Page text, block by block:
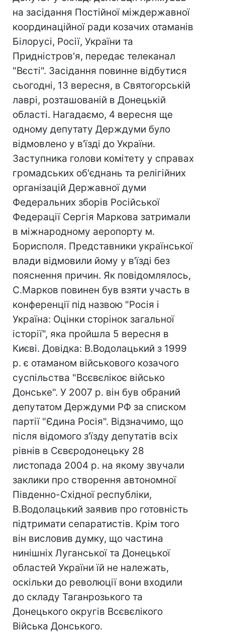
на засідання Постійної міждержавної
координаційної ради козачих отаманів
Білорусі, Росії, України та
Придністров'я, передає телеканал
"Вєсті". Засідання повинне відбутися
сьогодні, 13 вересня, в Святогорській
лаврі, розташованій в Донецькій
області. Нагадаємо, 4 вересня ще
одному депутату Держдуми було
відмовлено у в'їзді до України.
Заступника голови комітету у справах
громадських об'єднань та релігійних
організацій Державної думи
Федеральних зборів Російської
Федерації Сергія Маркова затримали
в міжнародному аеропорту м.
Борисполя. Представники української
влади відмовили йому у в'їзді без
пояснення причин. Як повідомлялось,
С.Марков повинен був взяти участь в
конференції під назвою "Росія і
Україна: Оцінки сторінок загальної
історії", яка пройшла 5 вересня в
Києві. Довідка: В.Водолацький з 1999
р. є отаманом військового козачого
суспільства "Всєвєлікоє військо
Донське". У 2007 р. він був обраний
депутатом Держдуми РФ за списком
партії "Єдина Росія". Відзначимо, що
після відомого з'їзду депутатів всіх
рівнів в Сєвєродонецьку 28
листопада 2004 р. на якому звучали
заклики про створення автономної
Південно-Східної республіки,
В.Водолацький заявив про готовність
підтримати сепаратистів. Крім того
він висловив думку, що частина
нинішніх Луганської та Донецької
областей України їй не належать,
оскільки до революції вони входили
до складу Таганрозького та
Донецького округів Всєвєлікого
Війська Донського.